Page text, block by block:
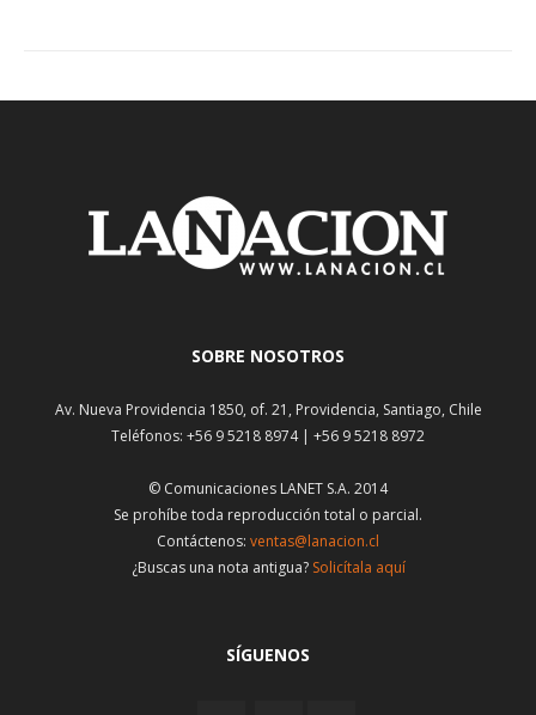
SOBRE NOSOTROS
Av. Nueva Providencia 1850, of. 21, Providencia, Santiago, Chile
Teléfonos: +56 9 5218 8974 | +56 9 5218 8972
© Comunicaciones LANET S.A. 2014
Se prohíbe toda reproducción total o parcial.
Contáctenos: ventas@lanacion.cl
¿Buscas una nota antigua? Solicítala aquí
SÍGUENOS